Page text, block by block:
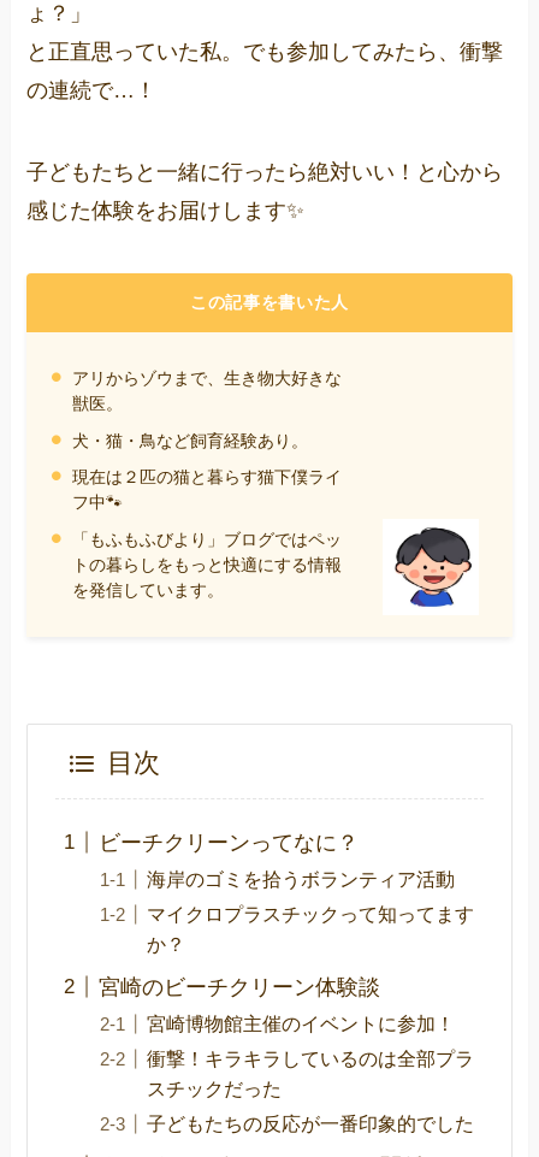
ょ？」
と正直思っていた私。でも参加してみたら、衝撃
の連続で…！
子どもたちと一緒に行ったら絶対いい！と心から
感じた体験をお届けします✨
この記事を書いた人
アリからゾウまで、生き物大好きな
獣医。
犬・猫・鳥など飼育経験あり。
現在は２匹の猫と暮らす猫下僕ライ
フ中🐾
「もふもふびより」ブログではペッ
トの暮らしをもっと快適にする情報
を発信しています。
目次
ビーチクリーンってなに？
海岸のゴミを拾うボランティア活動
マイクロプラスチックって知ってます
か？
宮崎のビーチクリーン体験談
宮崎博物館主催のイベントに参加！
衝撃！キラキラしているのは全部プラ
スチックだった
子どもたちの反応が一番印象的でした